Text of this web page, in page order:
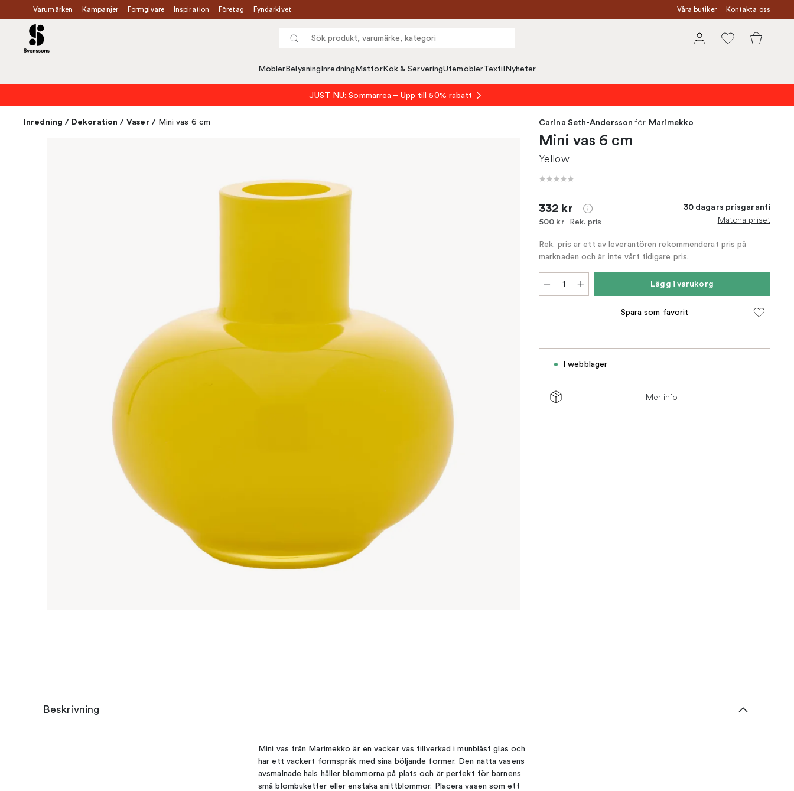
Varumärken Kampanjer Formgivare Inspiration Företag Fyndarkivet Våra butiker Kontakta oss
Möbler Belysning Inredning MattorKök & ServeringUtemöblerTextil Nyheter
JUST NU: Sommarrea – Upp till 50% rabatt
Inredning / Dekoration / Vaser / Mini vas 6 cm Carina Seth-Andersson för Marimekko
Mini vas 6 cm
Yellow
332 kr
500 kr Rek. pris
30 dagars prisgaranti
Matcha priset
Rek. pris är ett av leverantören rekommenderat pris på
marknaden och är inte vårt tidigare pris.
Lägg i varukorg
Spara som favorit
I webblager
Mer info
Beskrivning
Mini vas från Marimekko är en vacker vas tillverkad i munblåst glas och
har ett vackert formspråk med sina böljande former. Den nätta vasens
avsmalnade hals håller blommorna på plats och är perfekt för barnens
små blombuketter eller enstaka snittblommor. Placera vasen som ett